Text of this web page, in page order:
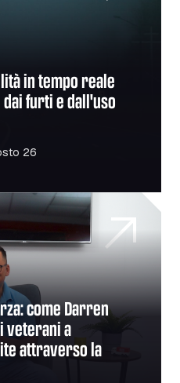
in tempo reale
furti e dall'uso
26
Darren Wright sta
come Darren
veterani a
attraverso la